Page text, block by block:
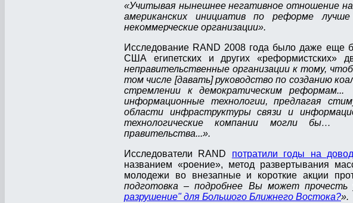
«Учитывая нынешнее негативное отношение
американских инициатив по реформе
некоммерческие организации».
Исследование RAND 2008 года было даже еще
США египетских и других «реформистских»
неправительственные организации к тому,
том числе [давать] руководство по созданию
стремлении к демократическим
информационные технологии, предлагая
области инфраструктуры связи и
технологические компании могли бы…
правительства...».
Исследователи RAND потратили годы на
названием «роение», метод развертывания
молодежи во внезапные и короткие акции
подготовка – подробнее Вы может
разрушение" для Большого Ближнего Востока?».